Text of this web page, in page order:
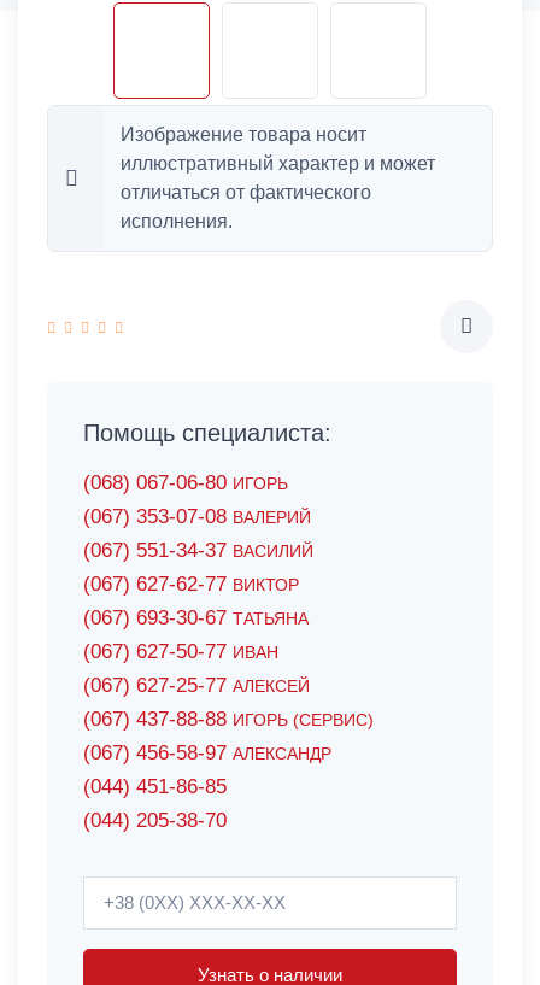
Изображение товара носит
иллюстративный характер и может
отличаться от фактического
исполнения.
Помощь специалиста:
(068) 067-06-80 ИГОРЬ
(067) 353-07-08 ВАЛЕРИЙ
(067) 551-34-37 ВАСИЛИЙ
(067) 627-62-77 ВИКТОР
(067) 693-30-67 ТАТЬЯНА
(067) 627-50-77 ИВАН
(067) 627-25-77 АЛЕКСЕЙ
(067) 437-88-88 ИГОРЬ (СЕРВИС)
(067) 456-58-97 АЛЕКСАНДР
(044) 451-86-85
(044) 205-38-70
Узнать о наличии